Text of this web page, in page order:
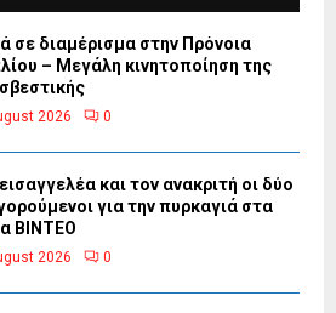
σε διαμέρισμα στην Πρόνοια
– Μεγάλη κινητοποίηση της
2026 0
και τον ανακριτή οι δύο
για την πυρκαγιά στα
ΒΙΝΤΕΟ
2026 0